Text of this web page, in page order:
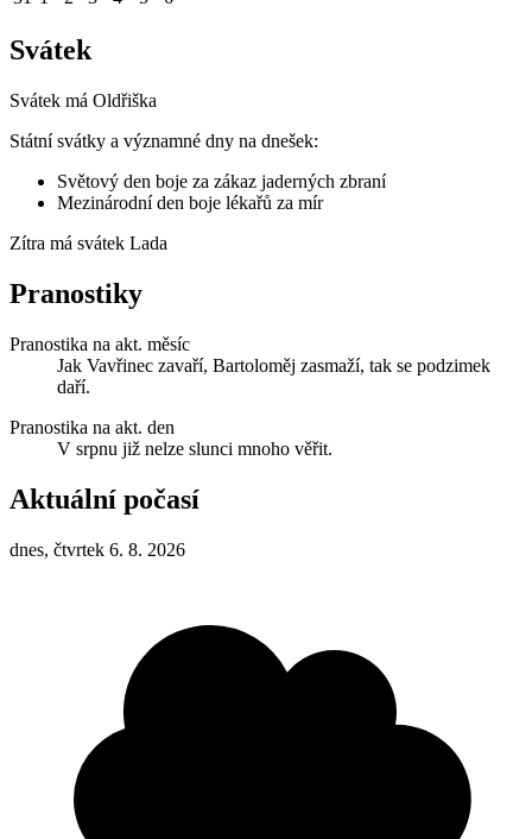
Svátek
Svátek má Oldřiška
Státní svátky a významné dny na dnešek:
Světový den boje za zákaz jaderných zbraní
Mezinárodní den boje lékařů za mír
Zítra má svátek Lada
Pranostiky
Pranostika na akt. měsíc
Jak Vavřinec zavaří, Bartoloměj zasmaží, tak se podzimek
daří.
Pranostika na akt. den
V srpnu již nelze slunci mnoho věřit.
Aktuální počasí
dnes, čtvrtek 6. 8. 2026